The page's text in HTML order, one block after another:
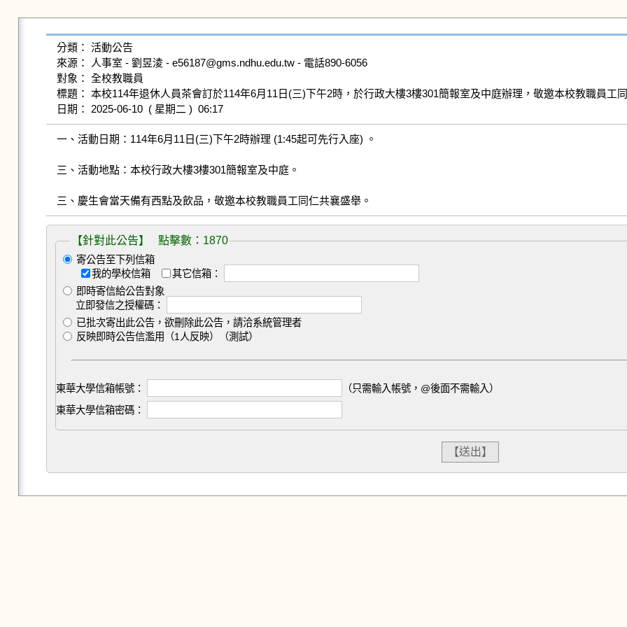
分類： 活動公告
來源： 人事室 - 劉昱淩 - e56187@gms.ndhu.edu.tw - 電話890-6056
對象： 全校教職員
標題： 本校114年退休人員茶會訂於114年6月11日(三)下午2時，於行政大樓3樓301簡報室及中庭辦理，敬邀本校教職員工
日期： 2025-06-10  ( 星期二 )  06:17
一、活動日期：114年6月11日(三)下午2時辦理 (1:45起可先行入座) 。
三、活動地點：本校行政大樓3樓301簡報室及中庭。
三、慶生會當天備有西點及飲品，敬邀本校教職員工同仁共襄盛舉。
【針對此公告】 點擊數：1870
寄公告至下列信箱
我的學校信箱
其它信箱：
即時寄信給公告對象
立即發信之授權碼：
已批次寄出此公告，欲刪除此公告，請洽系統管理者
反映即時公告信濫用（1人反映）（測試）
東華大學信箱帳號：
（只需輸入帳號，@後面不需輸入）
東華大學信箱密碼：